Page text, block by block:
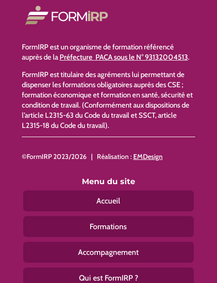
FormIRP est un organisme de formation référencé
auprès de la Préfecture PACA sous le N° 93132004513.
FormIRP est titulaire des agréments lui permettant de
dispenser les formations obligatoires auprès des CSE ;
formation économique et formation en santé, sécurité et
condition de travail. (Conformément aux dispositions de
l’article L2315-63 du Code du travail et SSCT, article
L2315-18 du Code du travail).
©FormIRP 2023/2026 | Réalisation : EMDesign
Menu du site
Accueil
Formations
Accompagnement
Qui est FormIRP ?